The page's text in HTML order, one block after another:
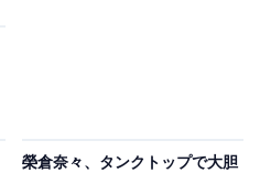
榮倉奈々、タンクトップで大胆